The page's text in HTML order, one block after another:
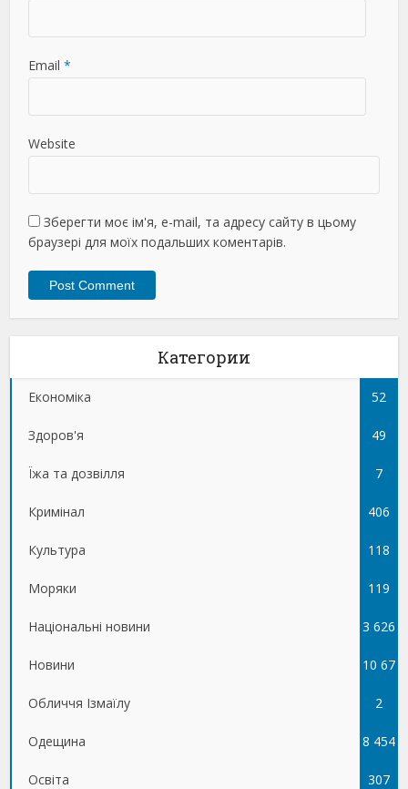
Email *
Website
Зберегти моє ім'я, e-mail, та адресу сайту в цьому
браузері для моїх подальших коментарів.
Категории
Економіка 52
Здоров'я 49
Їжа та дозвілля 7
Кримінал 406
Культура 118
Моряки 119
Національні новини 3 626
Новини 10 67
5
Обличчя Ізмаїлу 2
Одещина 8 454
Освіта 307